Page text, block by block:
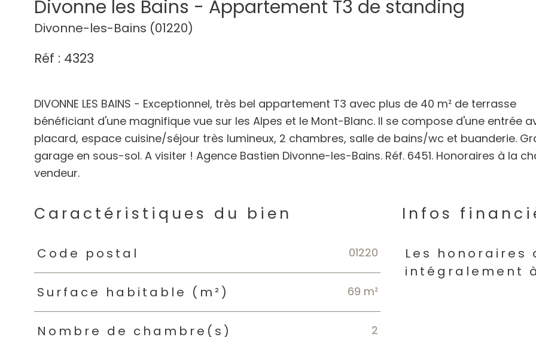
Divonne les Bains - Appartement T3 de standing
Divonne-les-Bains (01220)
Réf : 4323
DIVONNE LES BAINS - Exceptionnel, très bel appartement T3 avec plus de 40 m² de terrasse
bénéficiant d'une magnifique vue sur les Alpes et le Mont-Blanc. Il se compose d'une entrée
placard, espace cuisine/séjour très lumineux, 2 chambres, salle de bains/wc et buanderie.
garage en sous-sol. A visiter ! Agence Bastien Divonne-les-Bains. Réf. 6451. Honoraires à la
Caractéristiques du bien
Caractéristiques Valeurs
Code postal 01220
Surface habitable (m²) 69 m²
Nombre de chambre(s) 2
Infos
Caractéristiques
Les
intégralement